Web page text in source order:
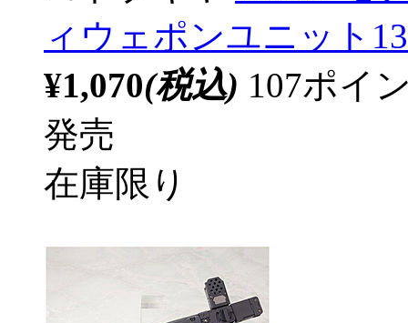
ィウェポンユニット
¥1,070(税込) 107ポイ
発売
在庫限り